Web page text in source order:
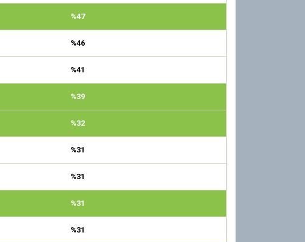
%47
%46
%41
%39
%32
%31
%31
%31
%31